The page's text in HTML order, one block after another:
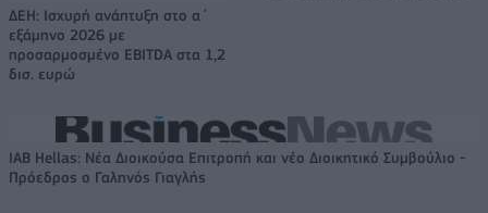
ΔΕΗ: Ισχυρή ανάπτυξη στο α΄
εξάμηνο 2026 με
προσαρμοσμένο EBITDA στα 1,2
δισ. ευρώ
IAB Hellas: Νέα Διοικούσα Επιτροπή και νέο Διοικητικό Συμβούλιο -
Πρόεδρος ο Γαληνός Γιαγλής